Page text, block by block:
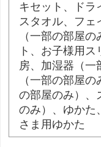
キセット、ドラ
スタオル、フェ
（一部の部屋
ト、お子様用
房、加湿器（一
（一部の部屋
の部屋のみ）、
のみ）、ゆかた
さま用ゆかた